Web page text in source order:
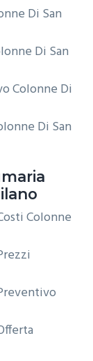
Di San
Di San
Colonne Di
Di San
Colonne